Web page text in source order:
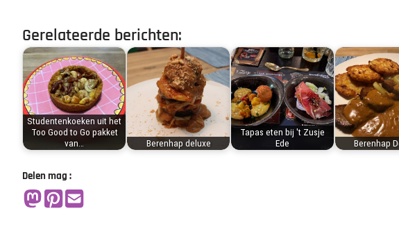
Gerelateerde berichten:
Studentenkoeken uit het
Too Good to Go pakket
van…
Berenhap deluxe
Tapas eten bij 't Zusje
Ede
Berenhap
Delen mag :